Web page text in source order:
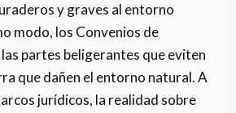
y graves al entorno
modo, los Convenios de
partes beligerantes que eviten
que dañen el entorno natural. A
jurídicos, la realidad sobre